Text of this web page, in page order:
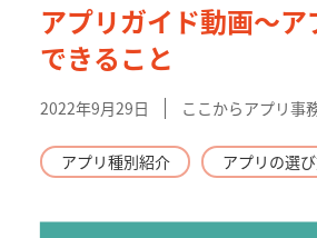
アプリガイド動画～
できること
2022年9月29日 ここからアプリ事
アプリ種別紹介 アプリの選